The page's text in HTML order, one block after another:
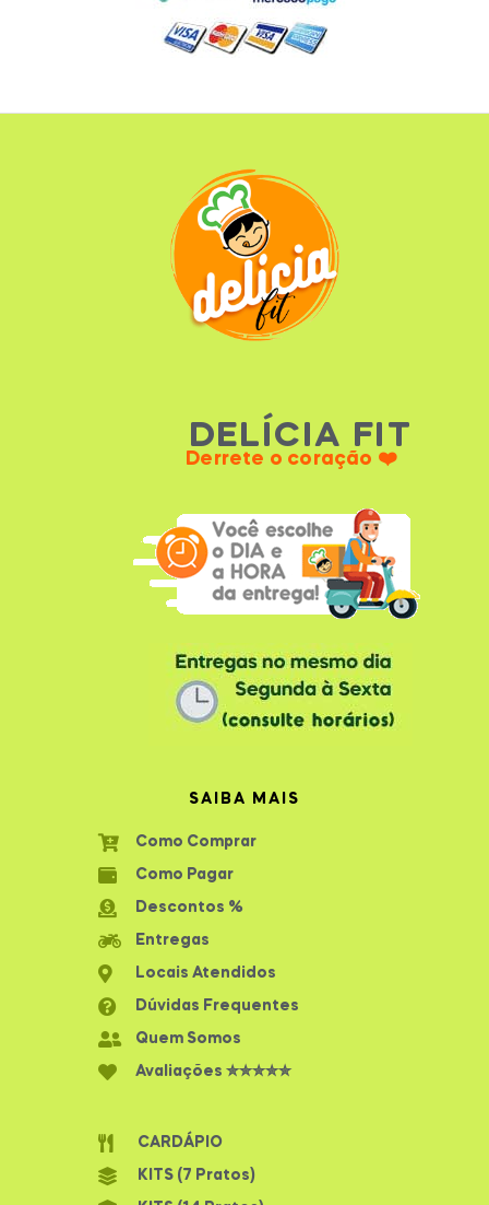
DELÍCIA FIT
Derrete o coração ❤️
SAIBA MAIS
Como Comprar
Como Pagar
Descontos %
Entregas
Locais Atendidos
Dúvidas Frequentes
Quem Somos
Avaliações ✮✮✮✮✮
CARDÁPIO
KITS (7 Pratos)